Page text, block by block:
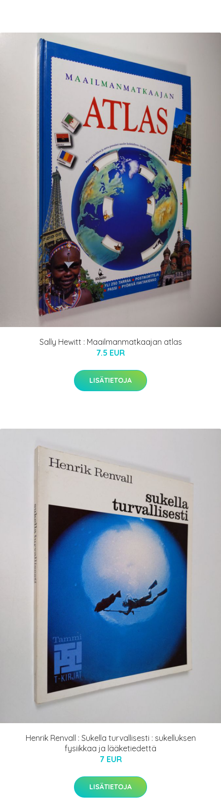
Sally Hewitt : Maailmanmatkaajan atlas
7.5 EUR
LISÄTIETOJA
Henrik Renvall : Sukella turvallisesti : sukelluksen
fysiikkaa ja lääketiedettä
7 EUR
LISÄTIETOJA